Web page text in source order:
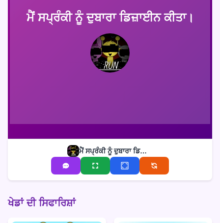
ਮੈਂ ਸਪ੍ਰੰਕੀ ਨੂੰ ਦੁਬਾਰਾ ਡਿਜ਼ਾਈਨ ਕੀਤਾ।
ਮੈਂ ਸਪ੍ਰੰਕੀ ਨੂੰ ਦੁਬਾਰਾ ਡਿਜ਼ਾਈਨ ਕੀਤਾ।
ਖੇਡਾਂ ਦੀ ਸਿਫਾਰਿਸ਼ਾਂ